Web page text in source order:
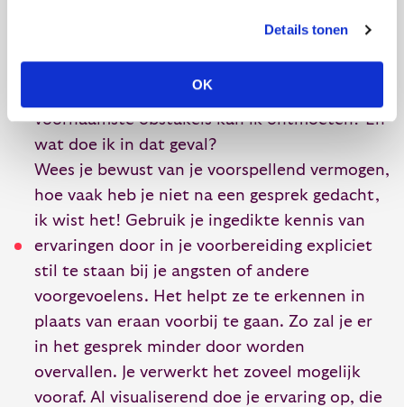
Details tonen
OK
om je op voor te bereiden:
ik tevreden het gesprek uit? Welke
voornaamste obstakels kan ik ontmoeten? En
wat doe ik in dat geval?
Wees je bewust van je voorspellend vermogen,
hoe vaak heb je niet na een gesprek gedacht,
ik wist het! Gebruik je ingedikte kennis van
ervaringen door in je voorbereiding expliciet
stil te staan bij je angsten of andere
voorgevoelens. Het helpt ze te erkennen in
plaats van eraan voorbij te gaan. Zo zal je er
in het gesprek minder door worden
overvallen. Je verwerkt het zoveel mogelijk
vooraf. Al visualiserend doe je ervaring op, die